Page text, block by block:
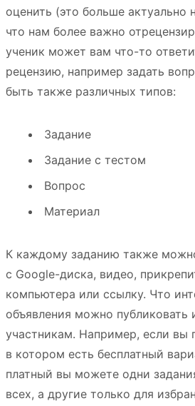
оценить (это больше актуально
что нам более важно
ученик может вам что-то
рецензию, например задать
быть также различных типов:
Задание
Задание с тестом
Вопрос
Материал
К каждому заданию также
с Google-диска, видео,
компьютера или ссылку. Что
объявления можно публиковать
участникам. Например, если вы
в котором есть бесплатный
платный вы можете одни
всех, а другие только для